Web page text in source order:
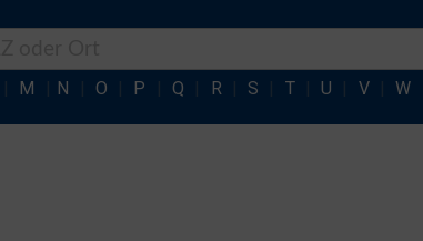
M N O P Q R S T U V W